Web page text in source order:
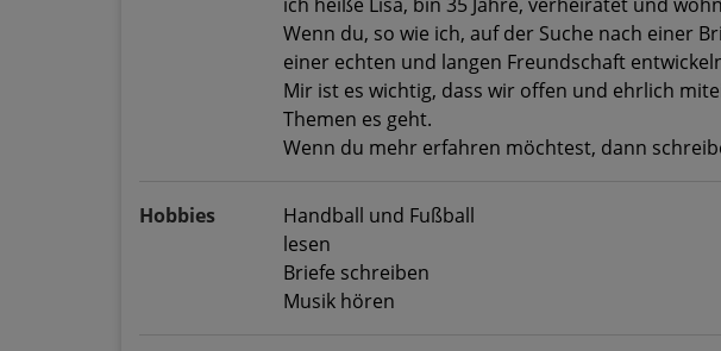
Wenn du, so wie ich, auf der Suche nach einer
einer echten und langen Freundschaft
Mir ist es wichtig, dass wir offen und ehrlich
Themen es geht.
Wenn du mehr erfahren möchtest, dann
Hobbies
Handball und Fußball
lesen
Briefe schreiben
Musik hören